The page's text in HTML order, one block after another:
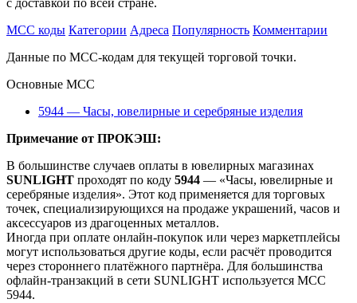
MCC коды Категории Адреса Популярность Комментарии
Данные по MCC-кодам для текущей торговой точки.
Основные MCC
5944 — Часы, ювелирные и серебряные изделия
Примечание от ПРОКЭШ:
В большинстве случаев оплаты в ювелирных магазинах
SUNLIGHT проходят по коду 5944 — «Часы, ювелирные и
серебряные изделия». Этот код применяется для торговых
точек, специализирующихся на продаже украшений, часов и
аксессуаров из драгоценных металлов.
Иногда при оплате онлайн-покупок или через маркетплейсы
могут использоваться другие коды, если расчёт проводится
через стороннего платёжного партнёра. Для большинства
офлайн-транзакций в сети SUNLIGHT используется MCC
5944.